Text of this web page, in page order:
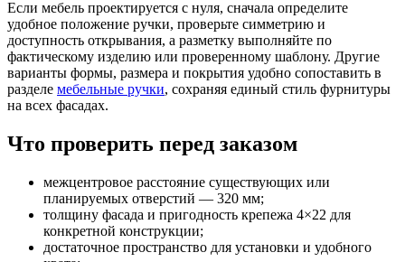
Если мебель проектируется с нуля, сначала определите
удобное положение ручки, проверьте симметрию и
доступность открывания, а разметку выполняйте по
фактическому изделию или проверенному шаблону. Другие
варианты формы, размера и покрытия удобно сопоставить в
разделе мебельные ручки, сохраняя единый стиль фурнитуры
на всех фасадах.
Что проверить перед заказом
межцентровое расстояние существующих или
планируемых отверстий — 320 мм;
толщину фасада и пригодность крепежа 4×22 для
конкретной конструкции;
достаточное пространство для установки и удобного